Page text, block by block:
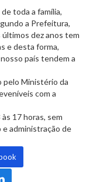
toda a família,
a Prefeitura,
dez anos tem
e desta forma,
país tendem a
pelo Ministério da
com a
17 horas, sem
e administração de